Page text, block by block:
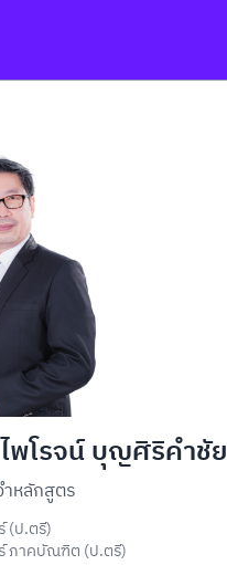
พโรจน์ บุญศิริคำชัย
หลักสูตร
(ป.ตรี)
ภาคบัณฑิต (ป.ตรี)